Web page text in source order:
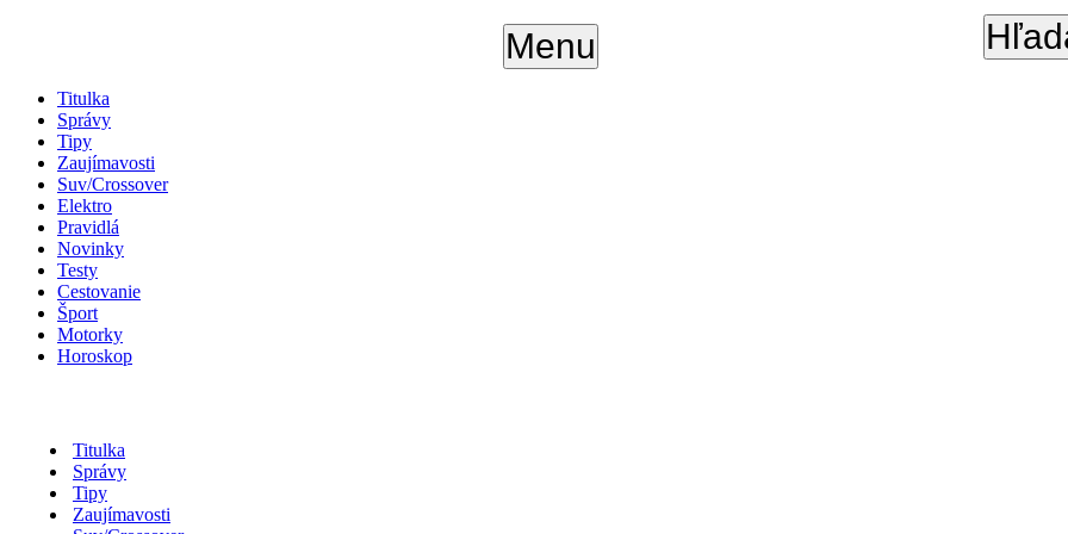
Menu
Titulka
Správy
Tipy
Zaujímavosti
Suv/Crossover
Elektro
Pravidlá
Novinky
Testy
Cestovanie
Šport
Motorky
Horoskop
Titulka
Správy
Tipy
Zaujímavosti